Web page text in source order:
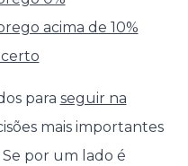
acima de 10%
certo
para seguir na
mais importantes
por um lado é